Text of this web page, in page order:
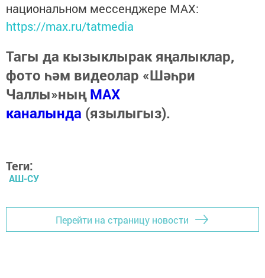
национальном мессенджере MАХ:
https://max.ru/tatmedia
Тагы да кызыклырак яңалыклар,
фото һәм видеолар «Шәһри
Чаллы»ныңMAX
каналында (язылыгыз).
Теги:
АШ-СУ
Перейти на страницу новости